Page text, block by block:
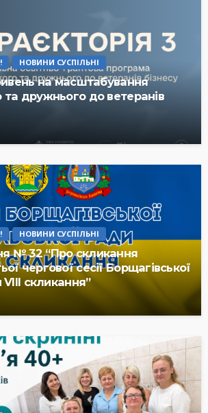
НОВИНИ СУСПІЛЬНІ
на масштабування
та дружнього до ветеранів
НОВИНИ СУСПІЛЬНІ
№ 32 “Про скликання
чергової сесії Борщагівської
VIII скликання”